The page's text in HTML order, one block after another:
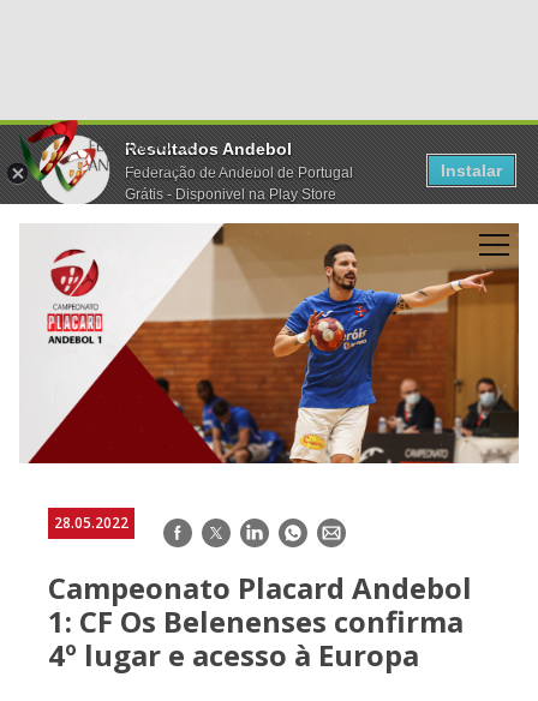
Resultados Andebol
Federação de Andebol de Portugal
Grátis - Disponivel na Play Store
Instalar
28.05.2022 Facebook
TwitterLinkedInWhatsApp
E-
Campeonato Placard Andebol
1: CF Os Belenenses confirma
4º lugar e acesso à Europa